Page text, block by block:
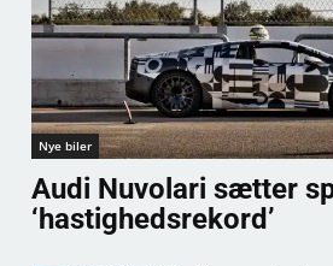
Nye biler
Audi Nuvolari sætter
‘hastighedsrekord’